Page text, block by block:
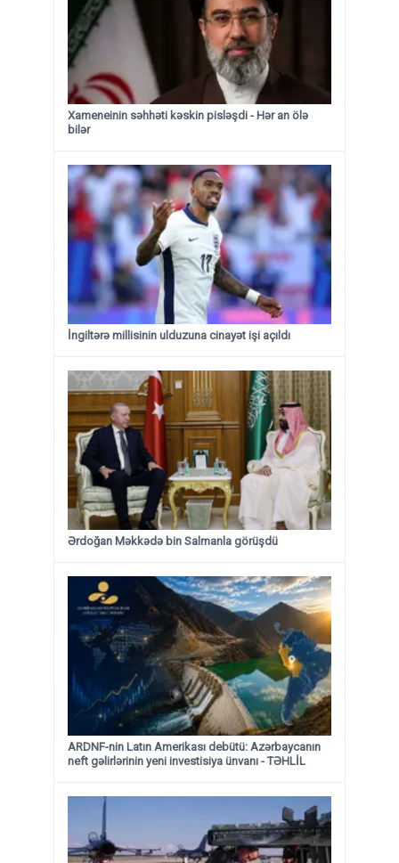
Xameneinin səhhəti kəskin pisləşdi - Hər an ölə
bilər
İngiltərə millisinin ulduzuna cinayət işi açıldı
Ərdoğan Məkkədə bin Salmanla görüşdü
ARDNF-nin Latın Amerikası debütü: Azərbaycanın
neft gəlirlərinin yeni investisiya ünvanı - TƏHLİL